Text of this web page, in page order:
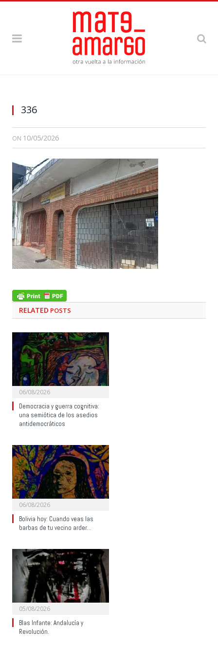
336
ON 10/05/2026
RELATED POSTS
06/08/2026
Democracia y guerra cognitiva:
una semiótica de los asedios
antidemocráticos
06/08/2026
Bolivia hoy: Cuando veas las
barbas de tu vecino arder…
05/08/2026
Blas Infante: Andalucía y
Revolución.